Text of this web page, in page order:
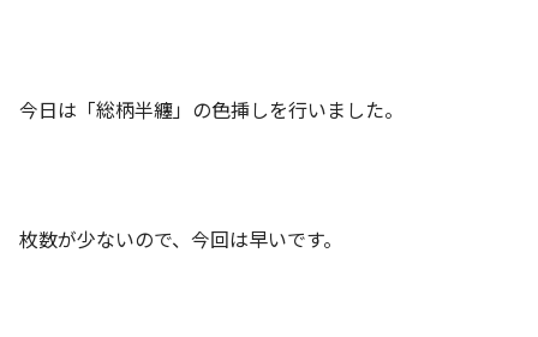
今日は「総柄半纏」の色挿しを行いました。
枚数が少ないので、今回は早いです。